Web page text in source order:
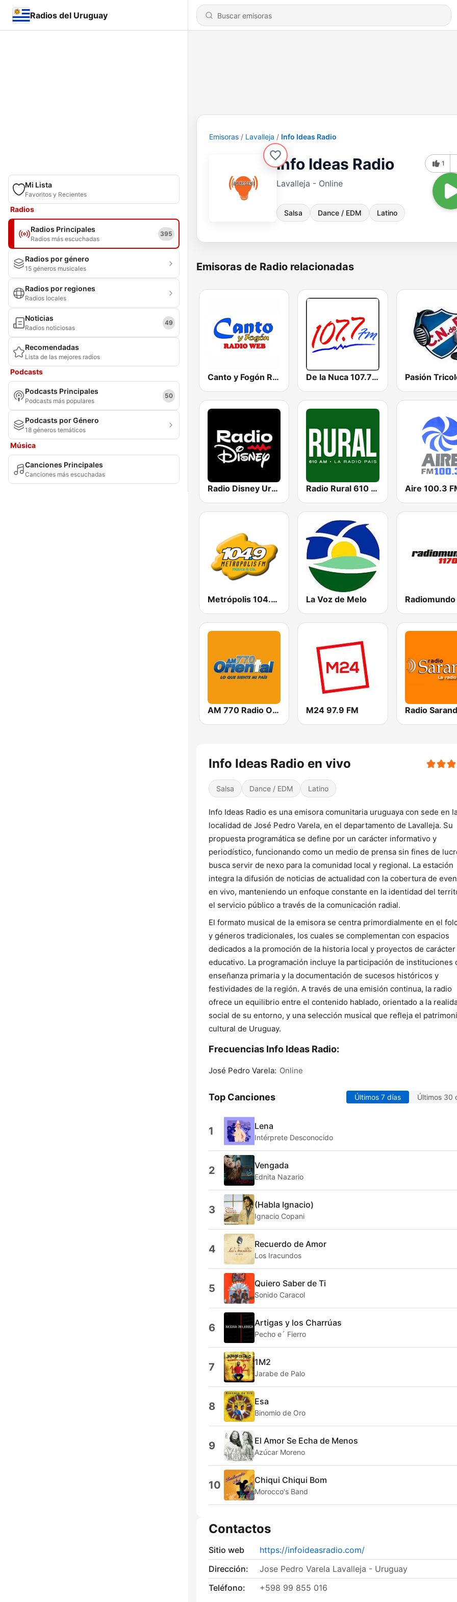
Radios del Uruguay
Mi Lista
Favoritos y Recientes
Radios
Radios Principales
Radios más escuchadas
395
Radios por género
15 géneros musicales
Radios por regiones
Radios locales
Noticias
Radios noticiosas
49
Recomendadas
Lista de las mejores radios
Podcasts
Podcasts Principales
Podcasts más populares
50
Podcasts por Género
18 géneros temáticos
Música
Canciones Principales
Canciones más escuchadas
Emisoras Lavalleja Info Ideas Radio
Info Ideas Radio
Lavalleja - Online
Salsa Dance / EDM Latino
1
Emisoras de Radio relacionadas
Canto y Fogón Radio De la Nuca 107.7 FM Pasión
Radio Disney Uruguay Radio Rural 610 AM Aire 100.3
Metrópolis 104.9 FM La Voz de Melo
AM 770 Radio Oriental M24 97.9 FM
Info Ideas Radio en vivo
Salsa Dance / EDM Latino
Info Ideas Radio es una emisora comunitaria uruguaya con sede en
localidad de José Pedro Varela, en el departamento de Lavalleja. Su
propuesta programática se define por un carácter informativo y
periodístico, funcionando como un medio de prensa sin fines de
busca servir de nexo para la comunidad local y regional. La estación
integra la difusión de noticias de actualidad con la cobertura de
en vivo, manteniendo un enfoque constante en la identidad del
el servicio público a través de la comunicación radial.
El formato musical de la emisora se centra primordialmente en el
y géneros tradicionales, los cuales se complementan con espacios
dedicados a la promoción de la historia local y proyectos de carácter
educativo. La programación incluye la participación de instituciones
enseñanza primaria y la documentación de sucesos históricos y
festividades de la región. A través de una emisión continua, la radio
ofrece un equilibrio entre el contenido hablado, orientado a la
social de su entorno, y una selección musical que refleja el
cultural de Uruguay.
Frecuencias Info Ideas Radio:
José Pedro Varela: Online
Top Canciones Últimos 7 días Últimos 30
1 Lena
Intérprete Desconocido
2 Vengada
Ednita Nazario
3 (Habla Ignacio)
Ignacio Copani
4 Recuerdo de Amor
Los Iracundos
5 Quiero Saber de Ti
Sonido Caracol
6 Artigas y los Charrúas
Pecho e´ Fierro
7 1M2
Jarabe de Palo
8 Esa
Binomio de Oro
9 El Amor Se Echa de Menos
Azúcar Moreno
10 Chiqui Chiqui Bom
Morocco's Band
Contactos
Sitio web
https://infoideasradio.com/
Dirección:
Jose Pedro Varela Lavalleja - Uruguay
Teléfono:
+598 99 855 016